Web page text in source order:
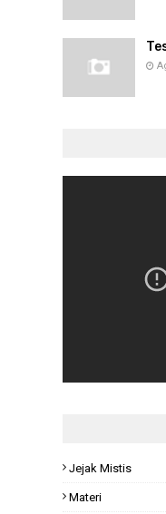
Jejak Mistis
Materi